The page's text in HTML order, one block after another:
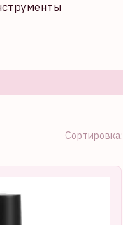
Сортировка: